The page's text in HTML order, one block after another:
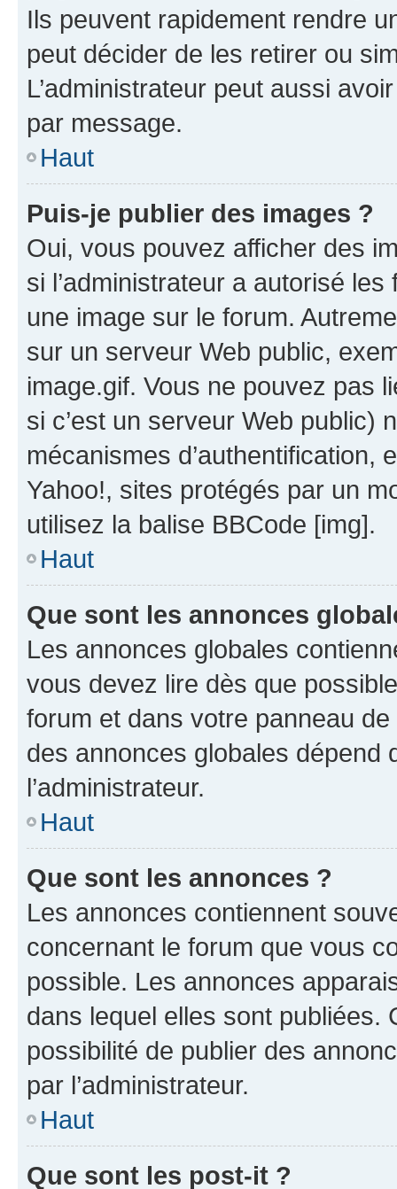
Ils peuvent rapidement rendre
peut décider de les retirer ou
L’administrateur peut aussi
par message.
Haut
Puis-je publier des images ?
Oui, vous pouvez afficher des
si l’administrateur a autorisé
une image sur le forum.
sur un serveur Web public,
image.gif. Vous ne pouvez pas
si c’est un serveur Web public)
mécanismes d’authentification,
Yahoo!, sites protégés par un
utilisez la balise BBCode [img].
Haut
Que sont les annonces
Les annonces globales
vous devez lire dès que
forum et dans votre panneau
des annonces globales dépend
l’administrateur.
Haut
Que sont les annonces ?
Les annonces contiennent
concernant le forum que vous
possible. Les annonces
dans lequel elles sont publiées.
possibilité de publier des
par l’administrateur.
Haut
Que sont les post-it ?